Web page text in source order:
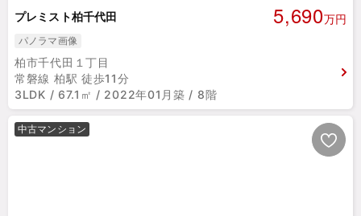
プレミスト柏千代田 5,690万円
パノラマ画像
柏市千代田１丁目
常磐線 柏駅 徒歩11分
3LDK / 67.1㎡ / 2022年01月築 / 8階
中古マンション